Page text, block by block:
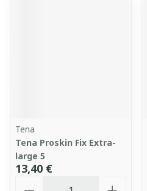
Tena
Tena Proskin Fix Extra-
large 5
13,40 €